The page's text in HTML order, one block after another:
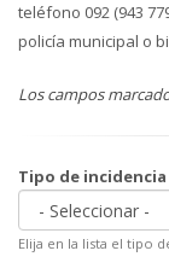
teléfono 092 (943
policía municipal o
Los campos
Tipo de incidencia
Elija en la lista el tipo